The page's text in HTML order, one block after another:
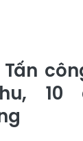
Tấn